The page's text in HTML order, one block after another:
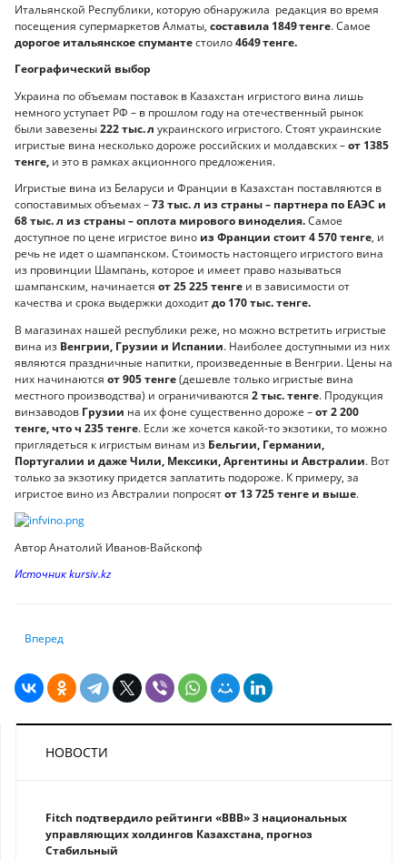
Итальянской Республики, которую обнаружила редакция во время
посещения супермаркетов Алматы, составила 1849 тенге. Самое
дорогое итальянское спумантестоило4649 тенге.
Географический выбор
Украина по объемам поставок в Казахстан игристого вина лишь
немного уступает РФ – в прошлом году на отечественный рынок
были завезены222 тыс. л украинского игристого. Стоят украинские
игристые вина несколько дороже российских и молдавских –от 1385
тенге, и это в рамках акционного предложения.
Игристые вина из Беларуси и Франции в Казахстан поставляются в
сопоставимых объемах –73 тыс. л из страны – партнера по ЕАЭС и
68 тыс. л из страны – оплота мирового виноделия.Самое
доступное по цене игристое вино из Франции стоит 4 570 тенге, и
речь не идет о шампанском. Стоимость настоящего игристого вина
из провинции Шампань, которое и имеет право называться
шампанским, начинается от 25 225 тенге и в зависимости от
качества и срока выдержки доходитдо 170 тыс. тенге.
В магазинах нашей республики реже, но можно встретить игристые
вина из Венгрии, Грузии и Испании. Наиболее доступными из них
являются праздничные напитки, произведенные в Венгрии. Цены на
них начинаются от 905 тенге(дешевле только игристые вина
местного производства) и ограничиваются 2 тыс. тенге. Продукция
винзаводов Грузии на их фоне существенно дороже –от 2 200
тенге, что ч 235 тенге. Если же хочется какой-то экзотики, то можно
приглядеться к игристым винам из Бельгии, Германии,
Португалии и даже Чили, Мексики, Аргентины и Австралии. Вот
только за экзотику придется заплатить подороже. К примеру, за
игристое вино из Австралии попросятот 13 725 тенге и выше.
Автор Анатолий Иванов-Вайскопф
Источник kursiv.kz
Следующий: Что делать, если в дороге застиг буран
Вперед
НОВОСТИ
Fitch подтвердило рейтинги «BBB» 3 национальных
управляющих холдингов Казахстана, прогноз
Стабильный